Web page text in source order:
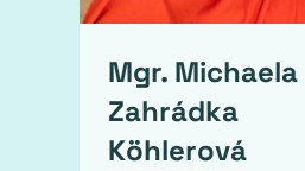
Mgr. Michaela
Zahrádka
Köhlerová